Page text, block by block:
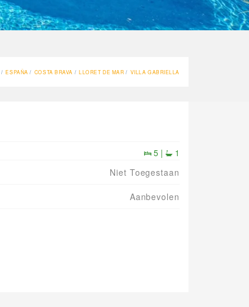
ESPAÑA COSTA BRAVA LLORET DE MAR VILLA GABRIELLA
5 |
1
Niet Toegestaan
Aanbevolen